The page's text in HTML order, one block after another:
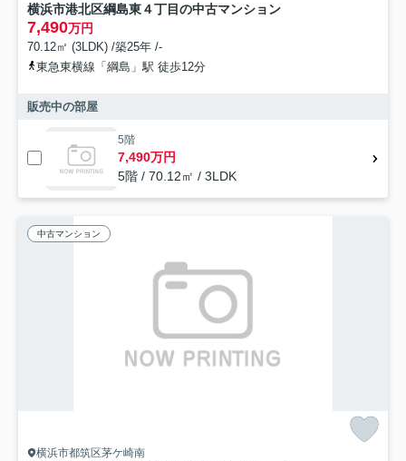
横浜市港北区綱島東４丁目の中古マンション
7,490万円
70.12㎡ (3LDK) /築25年 /-
東急東横線「綱島」駅 徒歩12分
販売中の部屋
5階
7,490万円
5階 / 70.12㎡ / 3LDK
中古マンション
横浜市都筑区茅ケ崎南